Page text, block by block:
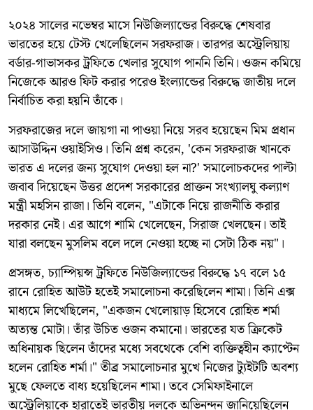
২০২৪ সালের নভেম্বর মাসে নিউজিল্যান্ডের বিরুদ্ধে শেষবার
ভারতের হয়ে টেস্ট খেলেছিলেন সরফরাজ। তারপর অস্ট্রেলিয়ায়
বর্ডার-গাভাসকর ট্রফিতে খেলার সুযোগ পাননি তিনি। ওজন কমিয়ে
নিজেকে আরও ফিট করার পরেও ইংল্যান্ডের বিরুদ্ধে জাতীয় দলে
নির্বাচিত করা হয়নি তাঁকে।
সরফরাজের দলে জায়গা না পাওয়া নিয়ে সরব হয়েছেন মিম প্রধান
আসাউদ্দিন ওয়াইসিও। তিনি প্রশ্ন করেন, 'কেন সরফরাজ খানকে
ভারত এ দলের জন্য সুযোগ দেওয়া হল না?' সমালোচকদের পাল্টা
জবাব দিয়েছেন উত্তর প্রদেশ সরকারের প্রাক্তন সংখ্যালঘু কল্যাণ
মন্ত্রী মহসিন রাজা। তিনি বলেন, "এটাকে নিয়ে রাজনীতি করার
দরকার নেই। এর আগে শামি খেলেছেন, সিরাজ খেলছেন। তাই
যারা বলছেন মুসলিম বলে দলে নেওয়া হচ্ছে না সেটা ঠিক নয়"।
প্রসঙ্গত, চ্যাম্পিয়ন্স ট্রফিতে নিউজিল্যান্ডের বিরুদ্ধে ১৭ বলে ১৫
রানে রোহিত আউট হতেই সমালোচনা করেছিলেন শামা। তিনি এক্স
মাধ্যমে লিখেছিলেন, "একজন খেলোয়াড় হিসেবে রোহিত শর্মা
অত্যন্ত মোটা। তাঁর উচিত ওজন কমানো। ভারতের যত ক্রিকেট
অধিনায়ক ছিলেন তাঁদের মধ্যে সবথেকে বেশি ব্যক্তিত্বহীন ক্যাপ্টেন
হলেন রোহিত শর্মা।" তীব্র সমালোচনার মুখে নিজের ট্যুইটটি অবশ্য
মুছে ফেলতে বাধ্য হয়েছিলেন শামা। তবে সেমিফাইনালে
অস্ট্রেলিয়াকে হারাতেই ভারতীয় দলকে অভিনন্দন জানিয়েছিলেন